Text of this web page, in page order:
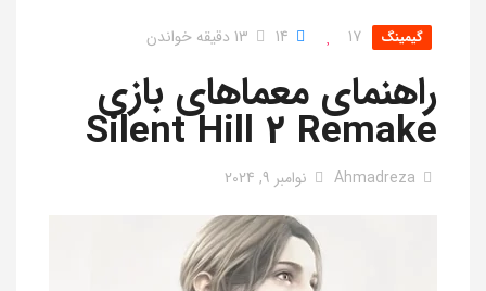
گیمینگ 17
14 13 دقیقه خواندن
راهنمای معماهای بازی
Silent Hill 2 Remake
Ahmadreza نوامبر 9, 2024